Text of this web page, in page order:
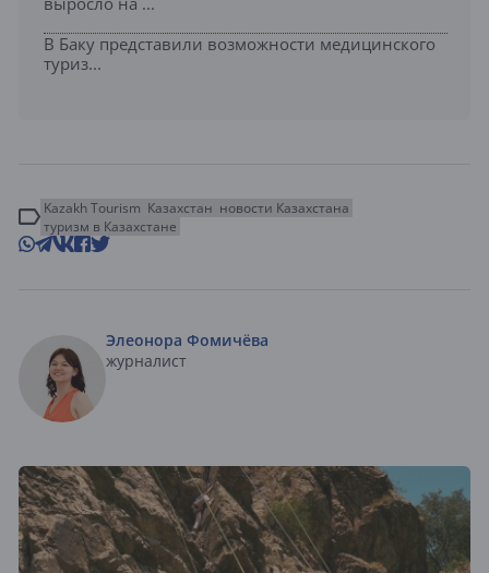
В Баку представили возможности медицинского
туриз...
Kazakh Tourism Казахстан новости Казахстана
туризм в Казахстане
Элеонора Фомичёва
журналист